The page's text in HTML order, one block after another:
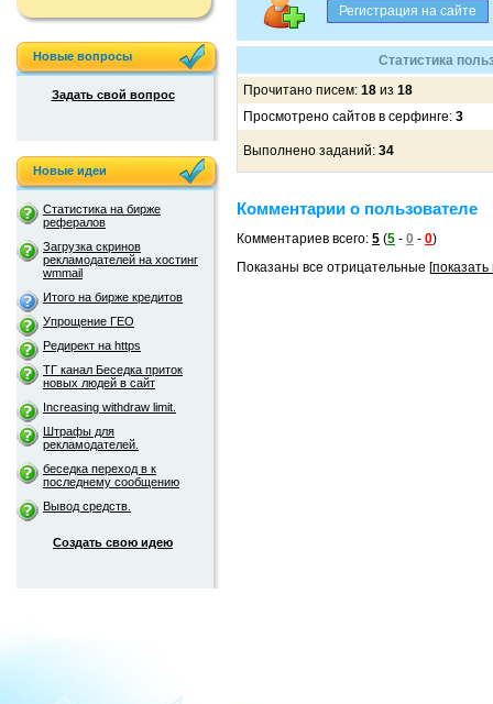
Новые вопросы
Задать свой вопрос
Новые идеи
Статистика на бирже
рефералов
Загрузка скринов
рекламодателей на хостинг
wmmail
Итого на бирже кредитов
Упрощение ГЕО
Редирект на https
ТГ канал Беседка приток
новых людей в сайт
Increasing withdraw limit.
Штрафы для
рекламодателей.
беседка переход в к
последнему сообщению
Вывод средств.
Создать свою идею
Статистика
Прочитано писем: 18 из 18
Просмотрено сайтов в серфинге: 3
Выполнено заданий: 34
Комментарии о пользователе
Комментариев всего: 5 (5 - 0 - 0)
Показаны все отрицательные [